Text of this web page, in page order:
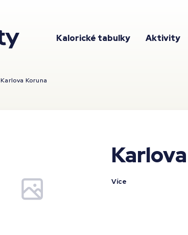
Kalorické tabulky Aktivity
Karlova Koruna
Více